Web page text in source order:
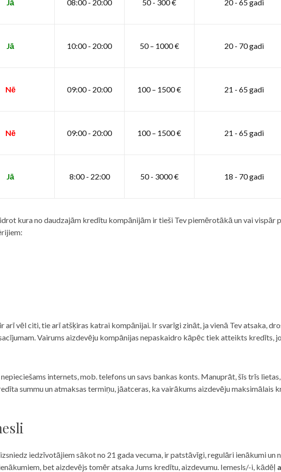
Jā 08:00 - 20:00 50 - 300 € 20 - 65 gadi
Jā 10:00 - 20:00 50 – 1000 € 20 - 70 gadi
Nē 09:00 - 20:00 100 – 1500 € 21 - 65 gadi
Nē 09:00 - 20:00 100 – 1500 € 21 - 65 gadi
Jā 8:00 - 22:00 50 - 3000 € 18 - 70 gadi
kura no daudzajām kredītu kompānijām ir tieši Tev piemērotākā un vai vispār
vēl citi, tie arī atšķiras katrai kompānijai. Ir svarīgi zināt, ja vienā Tev atsaka,
Vairums aizdevēju kompānijas nepaskaidro kāpēc tiek atteikts kredīts,
internets, mob. telefons un savs bankas konts. Manuprāt, šīs trīs
summu un atmaksas termiņu, jāatceras, ka vairākums aizdevēju maksimālais
iedzīvotājiem sākot no 21 gada vecuma, ir patstāvīgi, regulāri ienākumi un
bet aizdevējs tomēr atsaka Jums kredītu, aizdevumu. Iemesls/-i, kādēļ